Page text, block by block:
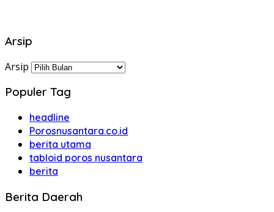
Arsip
Arsip
Populer Tag
headline
Porosnusantara.co.id
berita utama
tabloid poros nusantara
berita
Berita Daerah